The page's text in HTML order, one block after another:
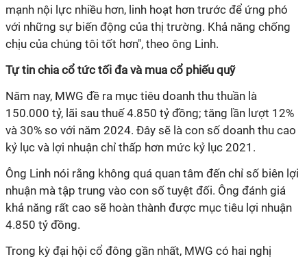
mạnh nội lực nhiều hơn, linh hoạt hơn trước để ứng phó
với những sự biến động của thị trường. Khả năng chống
chịu của chúng tôi tốt hơn", theo ông Linh.
Tự tin chia cổ tức tối đa và mua cổ phiếu quỹ
Năm nay, MWG đề ra mục tiêu doanh thu thuần là
150.000 tỷ, lãi sau thuế 4.850 tỷ đồng; tăng lần lượt 12%
và 30% so với năm 2024. Đây sẽ là con số doanh thu cao
kỷ lục và lợi nhuận chỉ thấp hơn mức kỷ lục 2021.
Ông Linh nói rằng không quá quan tâm đến chỉ số biên lợi
nhuận mà tập trung vào con số tuyệt đối. Ông đánh giá
khả năng rất cao sẽ hoàn thành được mục tiêu lợi nhuận
4.850 tỷ đồng.
Trong kỳ đại hội cổ đông gần nhất, MWG có hai nghị